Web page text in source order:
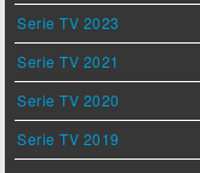
Serie TV 2023
Serie TV 2021
Serie TV 2020
Serie TV 2019